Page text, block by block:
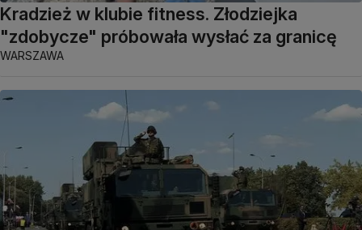
Kradzież w klubie fitness. Złodziejka
"zdobycze" próbowała wysłać za granicę
WARSZAWA